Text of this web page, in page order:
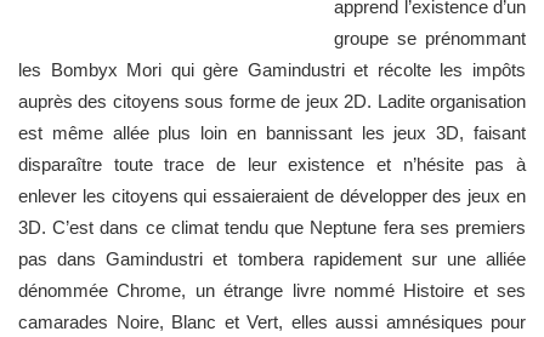
apprend l’existence d’un
groupe se prénommant
les Bombyx Mori qui gère Gamindustri et récolte les impôts
auprès des citoyens sous forme de jeux 2D. Ladite organisation
est même allée plus loin en bannissant les jeux 3D, faisant
disparaître toute trace de leur existence et n’hésite pas à
enlever les citoyens qui essaieraient de développer des jeux en
3D. C’est dans ce climat tendu que Neptune fera ses premiers
pas dans Gamindustri et tombera rapidement sur une alliée
dénommée Chrome, un étrange livre nommé Histoire et ses
camarades Noire, Blanc et Vert, elles aussi amnésiques pour